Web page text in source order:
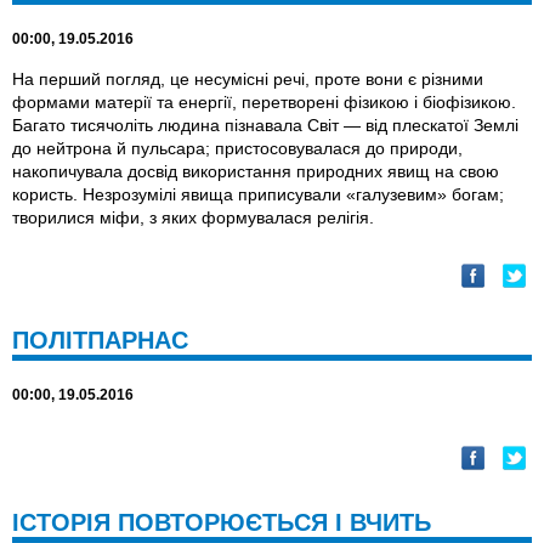
00:00, 19.05.2016
На перший погляд, це несумісні речі, проте вони є різними
формами матерії та енергії, перетворені фізикою і біофізикою.
Багато тисячоліть людина пізнавала Світ — від плескатої Землі
до нейтрона й пульсара; пристосовувалася до природи,
накопичувала досвід використання природних явищ на свою
користь. Незрозумілі явища приписували «галузевим» богам;
творилися міфи, з яких формувалася релігія.
ПОЛІТПАРНАС
00:00, 19.05.2016
ІСТОРІЯ ПОВТОРЮЄТЬСЯ І ВЧИТЬ